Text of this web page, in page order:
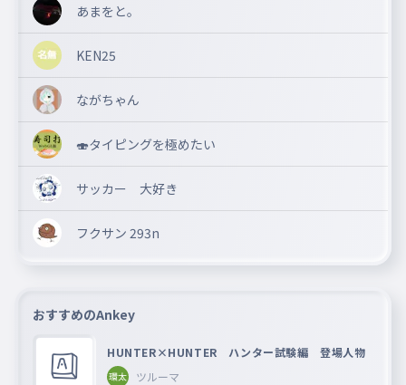
あまをと。
KEN25
ながちゃん
🍣タイピングを極めたい
サッカー 大好き
フクサン 293n
おすすめのAnkey
HUNTER×HUNTER ハンター試験編 登場人物
ツルーマ